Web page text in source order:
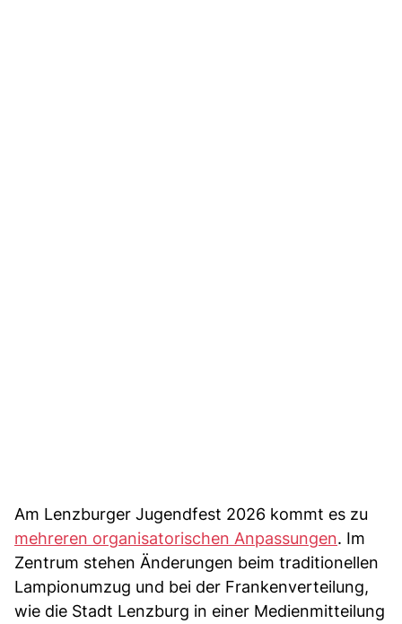
Am Lenzburger Jugendfest 2026 kommt es zu
mehreren organisatorischen Anpassungen. Im
Zentrum stehen Änderungen beim traditionellen
Lampionumzug und bei der Frankenverteilung,
wie die Stadt Lenzburg in einer Medienmitteilung